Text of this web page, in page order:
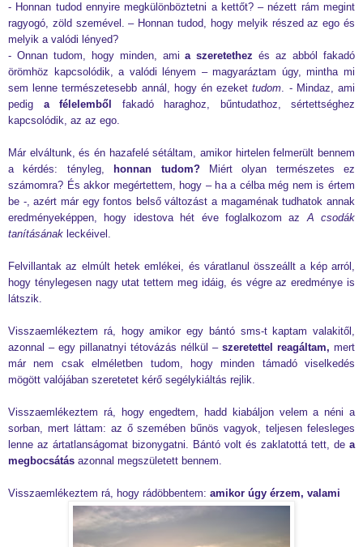
- Honnan tudod ennyire megkülönböztetni a kettőt? – nézett rám megint
ragyogó, zöld szemével. – Honnan tudod, hogy melyik részed az ego és
melyik a valódi lényed?
- Onnan tudom, hogy minden, amia szeretethez és az abból fakadó
örömhöz kapcsolódik, a valódi lényem – magyaráztam úgy, mintha mi
sem lenne természetesebb annál, hogy én ezekettudom. - Mindaz, ami
pedig a félelemből
fakadó haraghoz, bűntudathoz, sértettséghez
kapcsolódik, az az ego.
Már elváltunk, és én hazafelé sétáltam, amikor hirtelen felmerült bennem
a kérdés: tényleg,
honnan tudom?Miért olyan természetes ez
számomra? És akkor megértettem, hogy – ha a célba még nem is értem
be -, azért már egy fontos belső változást a magaménak tudhatok annak
eredményeképpen, hogy idestova hét éve foglalkozom azA csodák
tanításának leckéivel.
Felvillantak az elmúlt hetek emlékei, és váratlanul összeállt a kép arról,
hogy ténylegesen nagy utat tettem meg idáig, és végre az eredménye is
látszik.
Visszaemlékeztem rá, hogy amikor egy bántó sms-t kaptam valakitől,
azonnal – egy pillanatnyi tétovázás nélkül – szeretettel reagáltam, mert
már nem csak elméletben tudom, hogy minden támadó viselkedés
mögött valójában szeretetet kérő segélykiáltás rejlik.
Visszaemlékeztem rá, hogy engedtem, hadd kiabáljon velem a néni a
sorban, mert láttam: az ő szemében bűnös vagyok, teljesen felesleges
lenne az ártatlanságomat bizonygatni. Bántó volt és zaklatottá tett, de a
megbocsátás azonnal megszületett bennem.
Visszaemlékeztem rá, hogy rádöbbentem: amikor úgy érzem, valami